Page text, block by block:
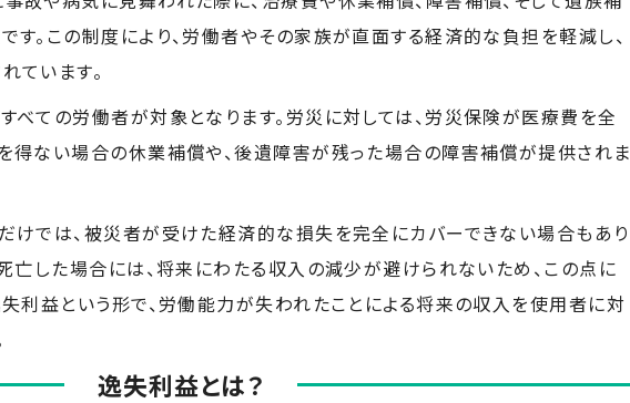
す。この制度により、労働者やその家族が直面する経済的な負担を軽減し、
ています。
べての労働者が対象となります。労災に対しては、労災保険が医療費を全
得ない場合の休業補償や、後遺障害が残った場合の障害補償が提供されま
けでは、被災者が受けた経済的な損失を完全にカバーできない場合もあり
死亡した場合には、将来にわたる収入の減少が避けられないため、この点に
失利益という形で、労働能力が失われたことによる将来の収入を使用者に対
逸失利益とは？